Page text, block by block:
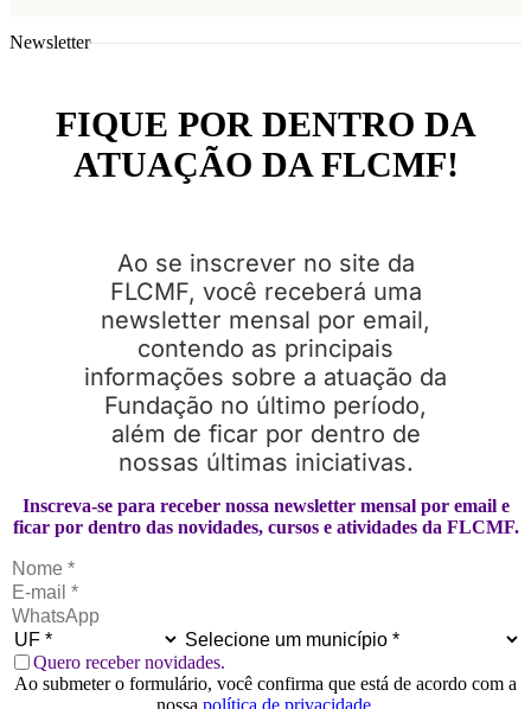
Newsletter
Inscreva-se para receber nossa newsletter mensal por email e
ficar por dentro das novidades, cursos e atividades da FLCMF.
Quero receber novidades.
Ao submeter o formulário, você confirma que está de acordo com a
nossa política de privacidade.
FIQUE POR DENTRO DA
ATUAÇÃO DA FLCMF!
Ao se inscrever no site da
FLCMF, você receberá uma
newsletter mensal por email,
contendo as principais
informações sobre a atuação da
Fundação no último período,
além de ficar por dentro de
nossas últimas iniciativas.